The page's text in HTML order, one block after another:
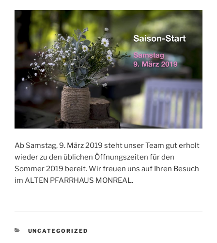
Ab Samstag, 9. März 2019 steht unser Team gut erholt
wieder zu den üblichen Öffnungszeiten für den
Sommer 2019 bereit. Wir freuen uns auf Ihren Besuch
im ALTEN PFARRHAUS MONREAL.
KATEGORIEN
UNCATEGORIZED